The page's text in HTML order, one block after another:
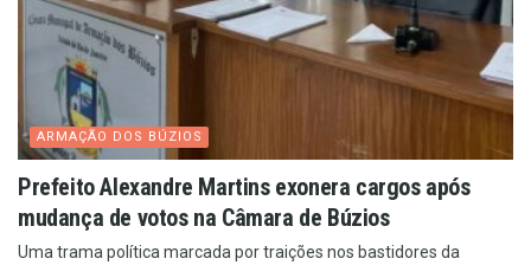
ARMAÇÃO DOS BÚZIOS
Prefeito Alexandre Martins exonera cargos após
mudança de votos na Câmara de Búzios
Uma trama política marcada por traições nos bastidores da